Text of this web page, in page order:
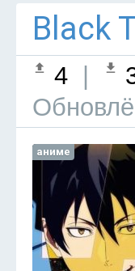
Black
4
аниме